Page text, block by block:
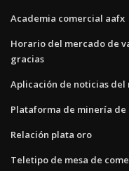
Academia comercial aafx
Horario del mercado de
gracias
Aplicación de noticias del
Plataforma de minería
Relación plata oro
Teletipo de mesa de